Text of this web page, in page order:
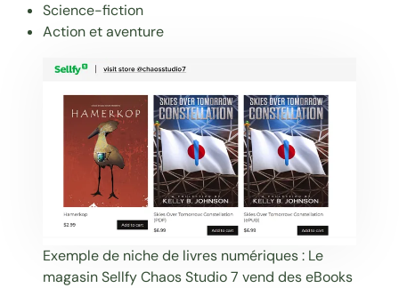
Science-fiction
Action et aventure
Exemple de niche de livres numériques : Le
magasin SellfyChaos Studio 7 vend des eBooks